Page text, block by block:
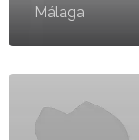
Málaga